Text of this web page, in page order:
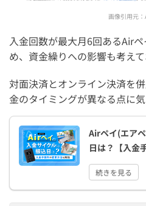
画像引用元：
入金回数が最大月6回あるAir
め、資金繰りへの影響も考えて
対面決済とオンライン決済を
金のタイミングが異なる点に気
Airペイ(エア
日は？【入金
続きを見る